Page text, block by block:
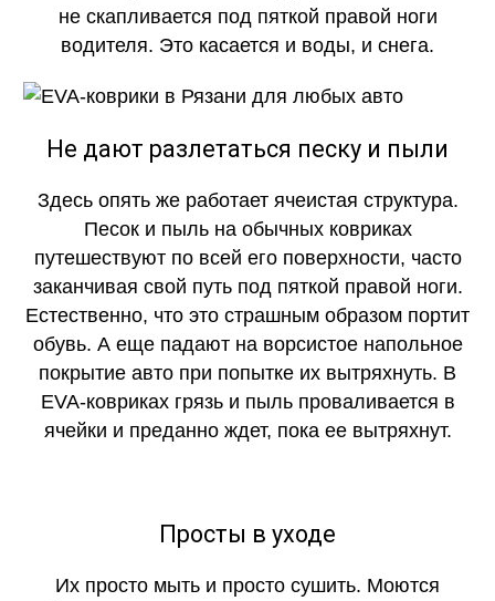
не скапливается под пяткой правой ноги
водителя. Это касается и воды, и снега.
Не дают разлетаться песку и пыли
Здесь опять же работает ячеистая структура.
Песок и пыль на обычных ковриках
путешествуют по всей его поверхности, часто
заканчивая свой путь под пяткой правой ноги.
Естественно, что это страшным образом портит
обувь. А еще падают на ворсистое напольное
покрытие авто при попытке их вытряхнуть. В
EVA-ковриках грязь и пыль проваливается в
ячейки и преданно ждет, пока ее вытряхнут.
Просты в уходе
Их просто мыть и просто сушить. Моются